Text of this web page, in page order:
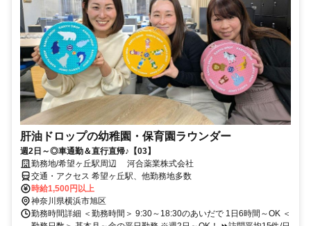
肝油ドロップの幼稚園・保育園ラウンダー
週2日～◎車通勤＆直行直帰♪【03】
勤務地/希望ヶ丘駅周辺 河合薬業株式会社
交通・アクセス 希望ヶ丘駅、他勤務地多数
時給1,500円以上
神奈川県横浜市旭区
勤務時間詳細 ＜勤務時間＞ 9:30～18:30のあいだで 1日6時間～OK ＜